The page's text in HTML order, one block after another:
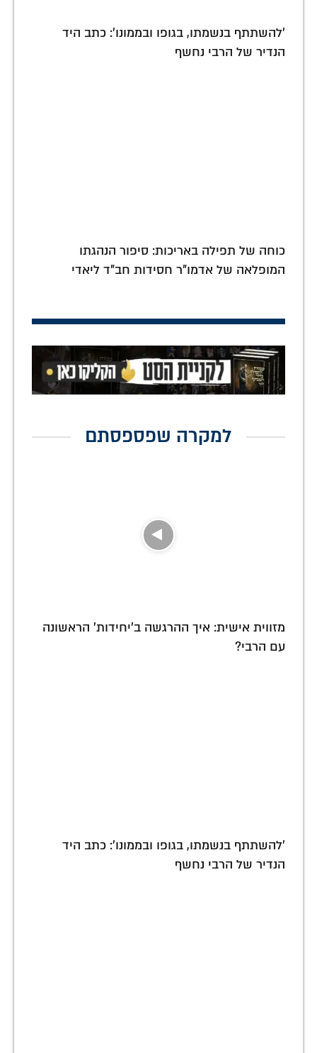
'להשתתף בנשמתו, בגופו ובממונו': כתב היד
הנדיר של הרבי נחשף
כוחה של תפילה באריכות: סיפור הנהגתו
המופלאה של אדמו"ר חסידות חב"ד ליאדי
למקרה שפספסתם
מזווית אישית: איך ההרגשה ב'יחידות' הראשונה
עם הרבי?
'להשתתף בנשמתו, בגופו ובממונו': כתב היד
הנדיר של הרבי נחשף